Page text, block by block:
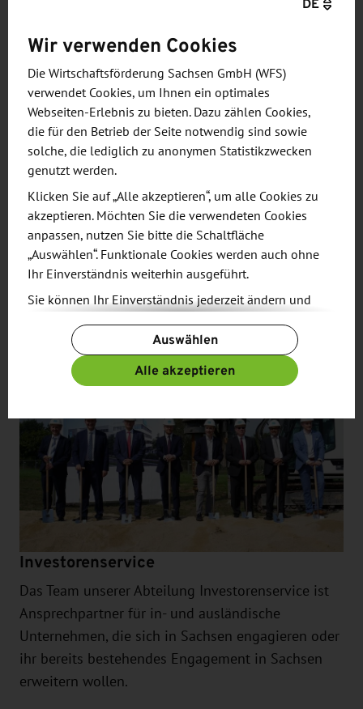
Video starten
Unsere Fachabteilungen
Investorenservice
Das Team unserer Abteilung Investorenservice ist
Ansprechpartner für in- und ausländische
Unternehmen, die sich in Sachsen engagieren oder
ihr bereits bestehendes Engagement in Sachsen
erweitern wollen.
Wir verwenden Cookies
Die Wirtschaftsförderung Sachsen GmbH (WFS)
verwendet Cookies, um Ihnen ein optimales
Webseiten-Erlebnis zu bieten. Dazu zählen Cookies,
die für den Betrieb der Seite notwendig sind sowie
solche, die lediglich zu anonymen Statistikzwecken
genutzt werden.
Klicken Sie auf „Alle akzeptieren“, um alle Cookies zu
akzeptieren. Möchten Sie die verwendeten Cookies
anpassen, nutzen Sie bitte die Schaltfläche
„Auswählen“. Funktionale Cookies werden auch ohne
Ihr Einverständnis weiterhin ausgeführt.
Sie können Ihr Einverständnis jederzeit ändern und
Schaltfläche „Cookie-Einstellungen ändern“ zur
Verfügung.
Weitere Informationen finden Sie in unseren
unseremImpressum.
Auswählen
Alle akzeptieren